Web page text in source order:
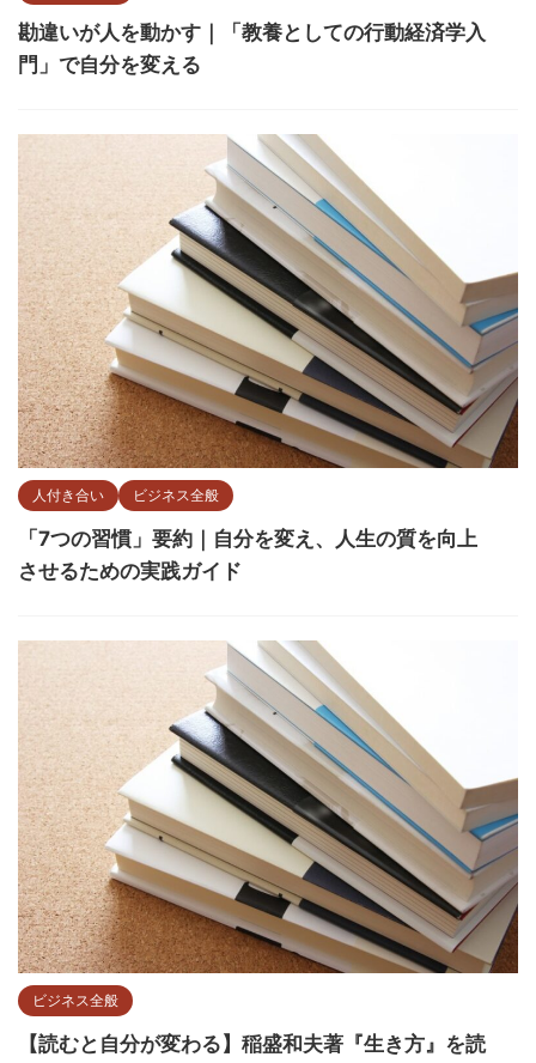
勘違いが人を動かす｜「教養としての行動経済学入
門」で自分を変える
人付き合い ビジネス全般
「7つの習慣」要約｜自分を変え、人生の質を向上
させるための実践ガイド
ビジネス全般
【読むと自分が変わる】稲盛和夫著『生き方』を読